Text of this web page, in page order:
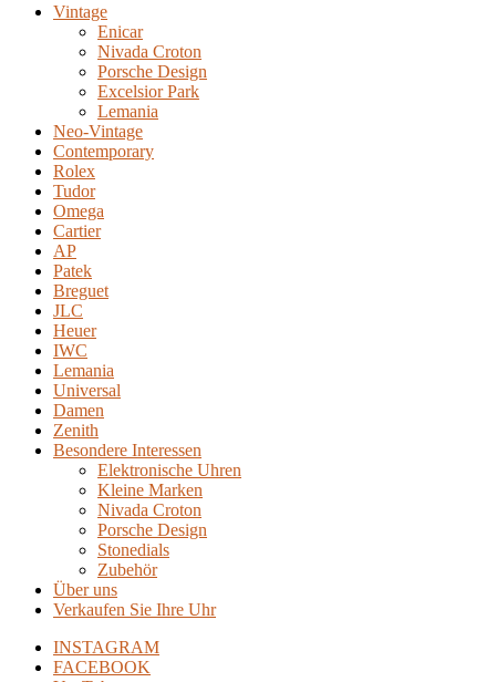
Vintage
Enicar
Nivada Croton
Porsche Design
Excelsior Park
Lemania
Neo-Vintage
Contemporary
Rolex
Tudor
Omega
Cartier
AP
Patek
Breguet
JLC
Heuer
IWC
Lemania
Universal
Damen
Zenith
Besondere Interessen
Elektronische Uhren
Kleine Marken
Nivada Croton
Porsche Design
Stonedials
Zubehör
Über uns
Verkaufen Sie Ihre Uhr
INSTAGRAM
FACEBOOK